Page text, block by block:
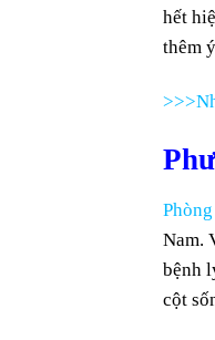
hết
thêm
Nam.
bệnh
cột